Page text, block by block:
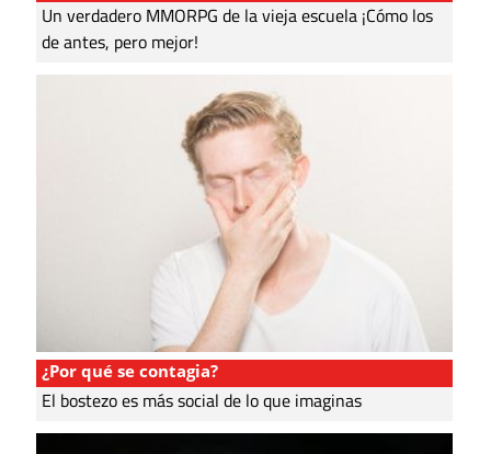
Un verdadero MMORPG de la vieja escuela ¡Cómo los
de antes, pero mejor!
¿Por qué se contagia?
El bostezo es más social de lo que imaginas